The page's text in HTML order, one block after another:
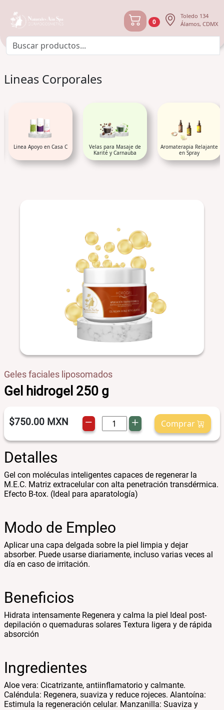
0
Toledo 134
Álamos, CDMX
Lineas Corporales
Linea Apoyo en Casa C
Velas para Masaje de
Karité y Carnauba
Aromaterapia Relajante
en Spray
Geles faciales liposomados
Gel hidrogel 250 g
$750.00 MXN Comprar
Detalles
Gel con moléculas inteligentes capaces de regenerar la
M.E.C. Matriz extracelular con alta penetración transdérmica.
Efecto B-tox. (Ideal para aparatología)
Modo de Empleo
Aplicar una capa delgada sobre la piel limpia y dejar
absorber. Puede usarse diariamente, incluso varias veces al
día en caso de irritación.
Beneficios
Hidrata intensamente Regenera y calma la piel Ideal post-
depilación o quemaduras solares Textura ligera y de rápida
absorción
Ingredientes
Aloe vera: Cicatrizante, antiinflamatorio y calmante.
Caléndula: Regenera, suaviza y reduce rojeces. Alantoína:
Estimula la regeneración celular. Manzanilla: Suaviza y